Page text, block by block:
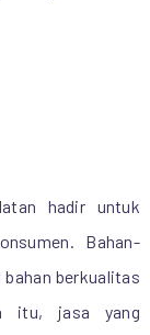
hadir untuk
Bahan-
bahan berkualitas
itu, jasa yang